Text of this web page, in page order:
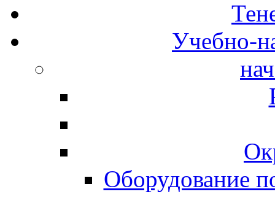
Учебно-
Оборудование